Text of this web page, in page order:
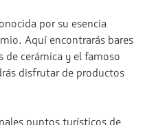
por su esencia
Aquí encontrarás bares
de cerámica y el famoso
disfrutar de productos